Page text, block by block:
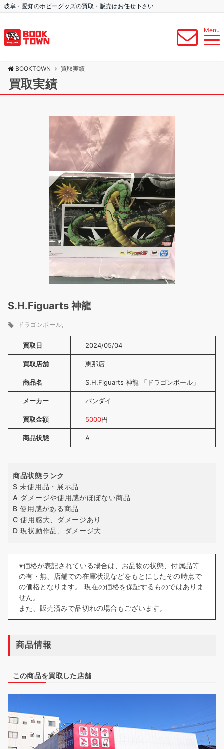
岐阜・愛知のホビーグッズの買取・販売はお任せ下さい
Menu
BOOKTOWN 買取実績
買取実績
S.H.Figuarts 神龍
ドラゴンボール
買取日 2024/05/04
買取店舗 恵那店
商品名 S.H.Figuarts 神龍 「ドラゴンボール」
メーカー バンダイ
買取金額 5000円
商品状態 A
商品状態ランク
S 未使用品・展示品
A ダメージや使用感がほぼない商品
B 使用感がある商品
C 使用感大、ダメージあり
D 現状動作品、ダメージ大
※価格が表記されている場合は、お品物の状態、付属品等
の有・無、店舗での在庫状況などをもとにしたその時点で
の価格となります。 現在の価格を保証するものではありま
せん。
また、販売済みで品切れの場合もございます。
商品情報
この商品を買取した店舗